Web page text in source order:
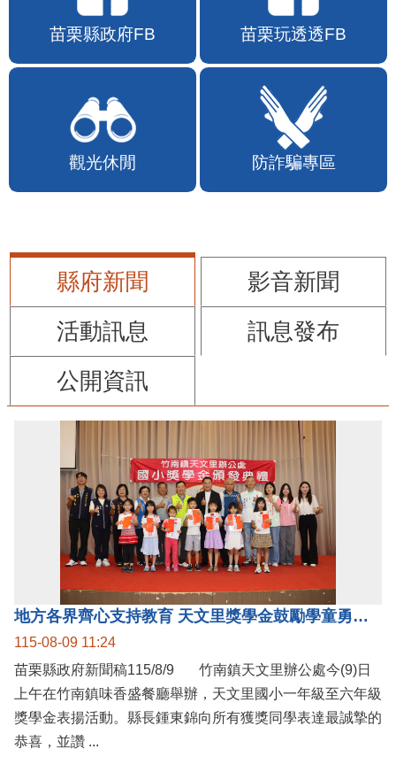
苗栗縣政府FB 苗栗玩透透FB
觀光休閒 防詐騙專區
縣府新聞
影音新聞
活動訊息
訊息發布
公開資訊
地方各界齊心支持教育 天文里獎學金鼓勵學童勇敢追夢
115-08-09 11:24
苗栗縣政府新聞稿115/8/9 竹南鎮天文里辦公處今(9)日
上午在竹南鎮味香盛餐廳舉辦，天文里國小一年級至六年級
獎學金表揚活動。縣長鍾東錦向所有獲獎同學表達最誠摯的
恭喜，並讚 ...